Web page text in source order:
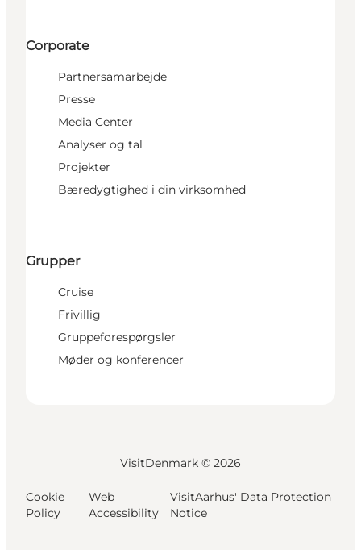
Corporate
Partnersamarbejde
Presse
Media Center
Analyser og tal
Projekter
Bæredygtighed i din virksomhed
Grupper
Cruise
Frivillig
Gruppeforespørgsler
Møder og konferencer
VisitDenmark © 2026
Cookie
Policy
Web
Accessibility
VisitAarhus' Data Protection
Notice